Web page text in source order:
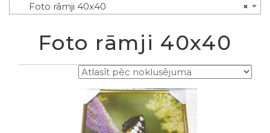
×
Foto rāmji 40x40
Foto rāmji 40x40